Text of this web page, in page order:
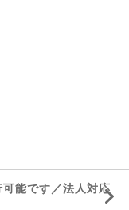
能です／法人対応